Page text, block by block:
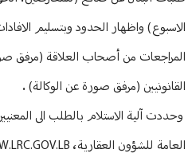
الاسبوع) واظهار الحدود وبتسليم
المراجعات من أصحاب العلاقة (مرفق
القانونيين (مرفق صورة عن الوكالة) .
وحددت آلية الاستلام بالطلب الى